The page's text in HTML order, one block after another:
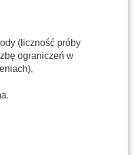
(liczność próby
ograniczeń w